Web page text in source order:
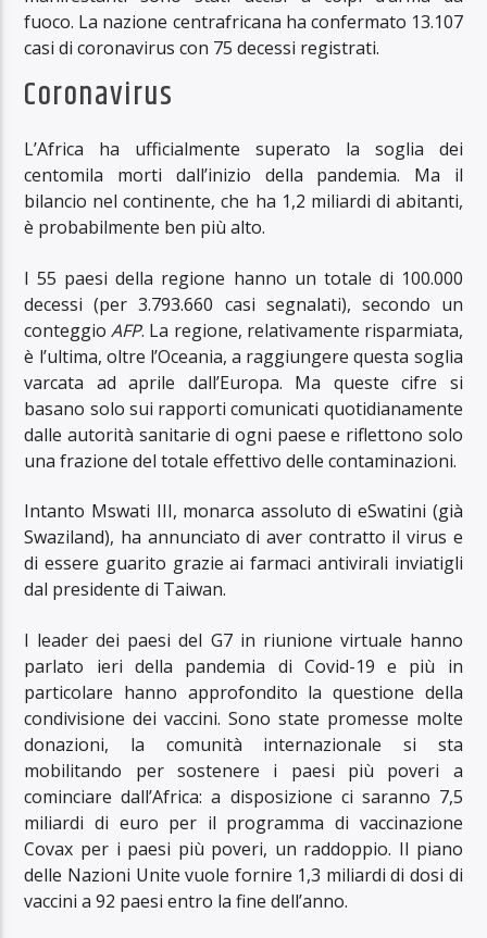
fuoco. La nazione centrafricana ha confermato 13.107
casi di coronavirus con 75 decessi registrati.
Coronavirus
L’Africa ha ufficialmente superato la soglia dei
centomila morti dall’inizio della pandemia. Ma il
bilancio nel continente, che ha 1,2 miliardi di abitanti,
è probabilmente ben più alto.
I 55 paesi della regione hanno un totale di 100.000
decessi (per 3.793.660 casi segnalati), secondo un
conteggioAFP. La regione, relativamente risparmiata,
è l’ultima, oltre l’Oceania, a raggiungere questa soglia
varcata ad aprile dall’Europa. Ma queste cifre si
basano solo sui rapporti comunicati quotidianamente
dalle autorità sanitarie di ogni paese e riflettono solo
una frazione del totale effettivo delle contaminazioni.
Intanto Mswati III, monarca assoluto di eSwatini (già
Swaziland), ha annunciato di aver contratto il virus e
di essere guarito grazie ai farmaci antivirali inviatigli
dal presidente di Taiwan.
I leader dei paesi del G7 in riunione virtuale hanno
parlato ieri della pandemia di Covid-19 e più in
particolare hanno approfondito la questione della
condivisione dei vaccini. Sono state promesse molte
donazioni, la comunità internazionale si sta
mobilitando per sostenere i paesi più poveri a
cominciare dall’Africa: a disposizione ci saranno 7,5
miliardi di euro per il programma di vaccinazione
Covax per i paesi più poveri, un raddoppio. Il piano
delle Nazioni Unite vuole fornire 1,3 miliardi di dosi di
vaccini a 92 paesi entro la fine dell’anno.